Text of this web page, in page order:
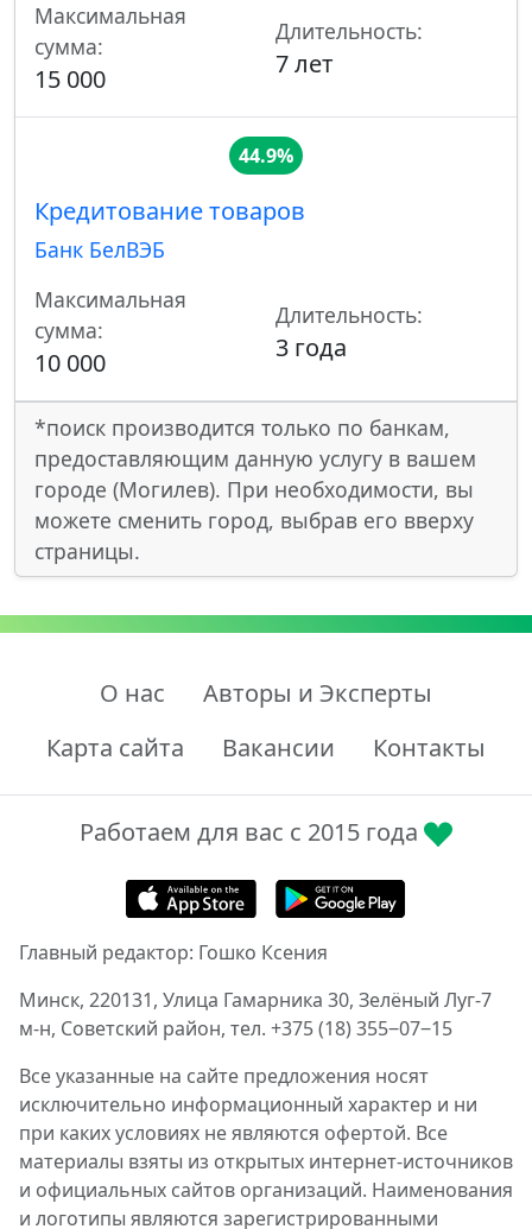
Максимальная
сумма:
15 000
Длительность:
7 лет
44.9%
Кредитование товаров
Банк БелВЭБ
Максимальная
сумма:
10 000
Длительность:
3 года
*поиск производится только по банкам,
предоставляющим данную услугу в вашем
городе (Могилев). При необходимости, вы
можете сменить город, выбрав его вверху
страницы.
О нас
Авторы и Эксперты
Карта сайта
Вакансии Контакты
Работаем для вас с 2015 года
Главный редактор: Гошко Ксения
Минск, 220131, Улица Гамарника 30, Зелёный Луг-7
м-н, Советский район, тел. +375 (18) 355‒07‒15
Все указанные на сайте предложения носят
исключительно информационный характер и ни
при каких условиях не являются офертой. Все
материалы взяты из открытых интернет-источников
и официальных сайтов организаций. Наименования
и логотипы являются зарегистрированными